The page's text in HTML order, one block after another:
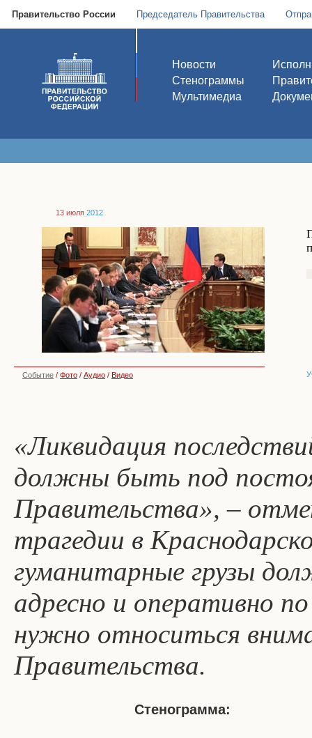
Правительство России Председатель Правительства
Новости
Стенограммы
Мультимедиа
13 июля 2012
Событие / Фото / Аудио / Видео
«Ликвидация
должны быть под
Правительства», –
трагедии в
гуманитарные грузы
адресно и оперативно
нужно относиться
Правительства.
Стенограмма: